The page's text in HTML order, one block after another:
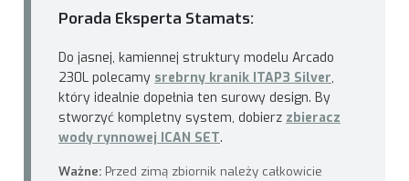
Porada Eksperta Stamats:
Do jasnej, kamiennej struktury modelu Arcado
230L polecamy srebrny kranik ITAP3 Silver,
który idealnie dopełnia ten surowy design. By
stworzyć kompletny system, dobierz zbieracz
wody rynnowej ICAN SET.
Ważne: Przed zimą zbiornik należy całkowicie